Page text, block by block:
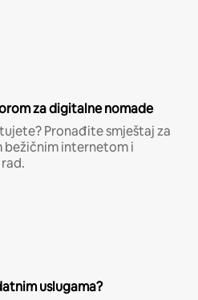
za digitalne nomade
Pronađite smještaj za
bežičnim internetom i
uslugama?